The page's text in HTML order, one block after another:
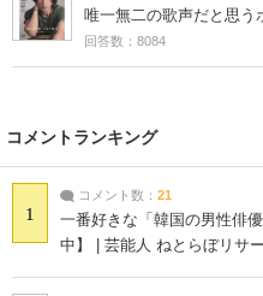
唯一無二の歌声だと思う
回答数：8084
コメントランキング
1
コメント数： 21
一番好きな「韓国の男性俳
中】 | 芸能人 ねとらぼリサ